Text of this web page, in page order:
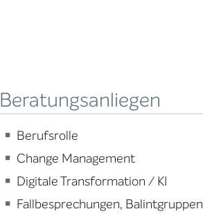
Beratungsanliegen
Berufsrolle
Change Management
Digitale Transformation / KI
Fallbesprechungen, Balintgruppen